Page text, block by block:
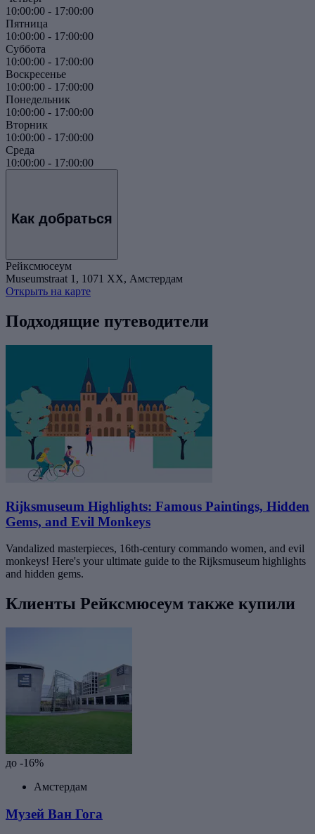
10:00:00 - 17:00:00
Пятница
10:00:00 - 17:00:00
Суббота
10:00:00 - 17:00:00
Воскресенье
10:00:00 - 17:00:00
Понедельник
10:00:00 - 17:00:00
Вторник
10:00:00 - 17:00:00
Среда
10:00:00 - 17:00:00
Как добраться
Рейксмюсеум
Museumstraat 1, 1071 XX, Амстердам
Открыть на карте
Подходящие путеводители
Rijksmuseum Highlights: Famous Paintings, Hidden
Gems, and Evil Monkeys
Vandalized masterpieces, 16th-century commando women, and evil
monkeys! Here's your ultimate guide to the Rijksmuseum highlights
and hidden gems.
Клиенты Рейксмюсеум также купили
до -16%
Амстердам
Музей Ван Гога